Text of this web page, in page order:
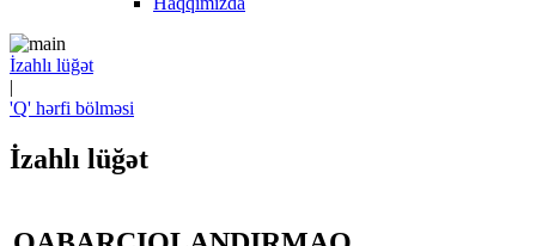
İzahlı lüğət
|
'Q' hərfi bölməsi
İzahlı lüğət